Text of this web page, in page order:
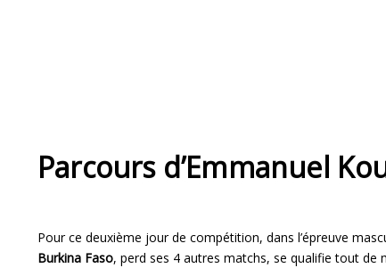
Parcours d’Emmanuel
Pour ce deuxième jour de compétition, dans l’épreuve
Burkina Faso, perd ses 4 autres matchs, se qualifie tout de